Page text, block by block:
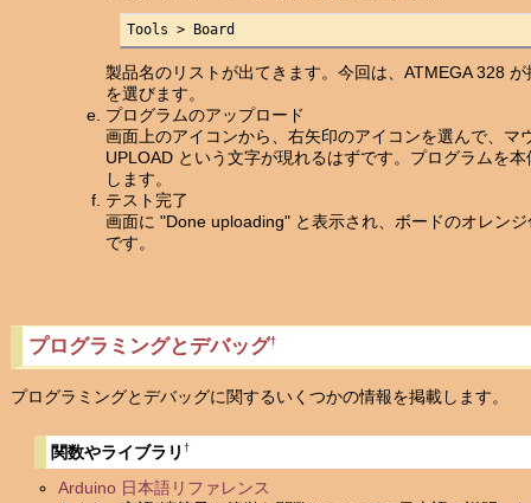
Tools > Board
製品名のリストが出てきます。今回は、ATMEGA 328
を選びます。
プログラムのアップロード
画面上のアイコンから、右矢印のアイコンを選んで、マ
UPLOAD という文字が現れるはずです。プログラムを
します。
テスト完了
画面に "Done uploading" と表示され、ボードのオレン
です。
プログラミングとデバッグ†
プログラミングとデバッグに関するいくつかの情報を掲載します。
関数やライブラリ†
Arduino 日本語リファレンス